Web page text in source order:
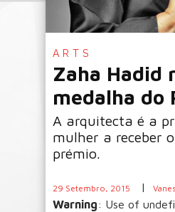
ARTS
Zaha Hadid
medalha do
A arquitecta é a
mulher a receber
prémio.
29 Setembro, 2015 |
Warning: Use of